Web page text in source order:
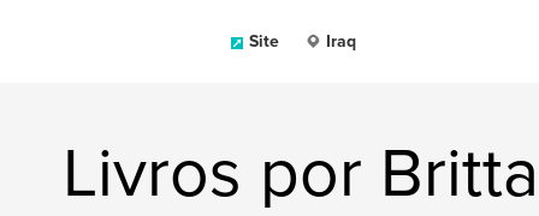
Site Iraq
Livros por